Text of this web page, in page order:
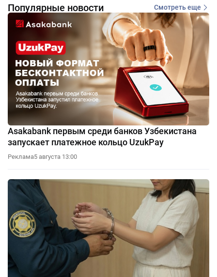
Популярные новости Смотреть еще
Asakabank первым среди банков Узбекистана
запускает платежное кольцо UzukPay
Реклама5 августа 13:00